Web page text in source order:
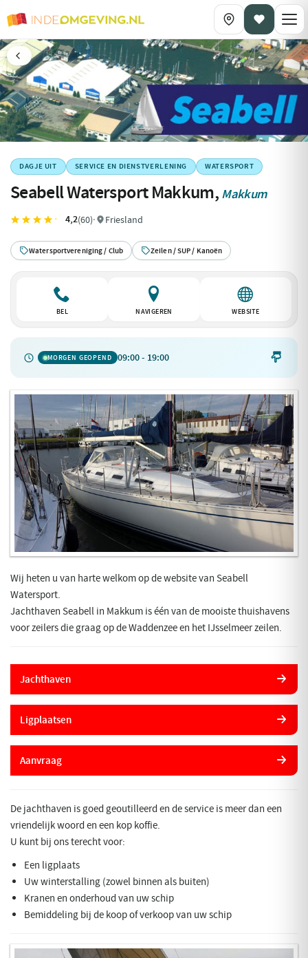
DAGJE UIT SERVICE EN DIENSTVERLENING WATERSPORT
Seabell Watersport Makkum, Makkum
4,2(60)· Friesland
Watersportvereniging / Club Zeilen / SUP / Kanoën
BEL NAVIGEREN WEBSITE
MORGEN GEOPEND 09:00 - 19:00 
Wij heten u van harte welkom op de website van Seabell
Watersport.
Jachthaven Seabell in Makkum is één van de mooiste thuishavens
voor zeilers die graag op de Waddenzee en het IJsselmeer zeilen.
Jachthaven
Ligplaatsen
Aanvraag
De jachthaven is goed geoutilleerd en de service is meer dan een
vriendelijk woord en een kop koffie.
U kunt bij ons terecht voor:
Een ligplaats
Uw winterstalling (zowel binnen als buiten)
Kranen en onderhoud van uw schip
Bemiddeling bij de koop of verkoop van uw schip